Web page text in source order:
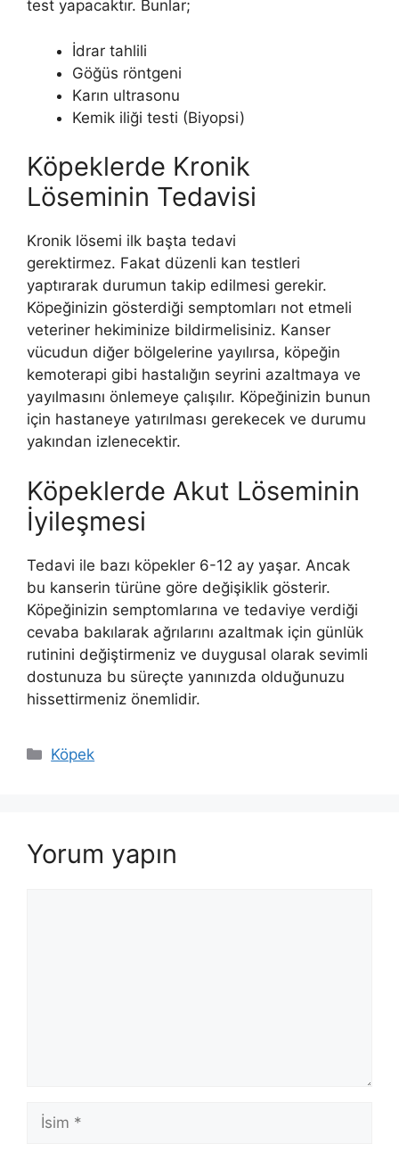
test yapacaktır. Bunlar;
İdrar tahlili
Göğüs röntgeni
Karın ultrasonu
Kemik iliği testi (Biyopsi)
Köpeklerde Kronik
Löseminin Tedavisi
Kronik lösemi ilk başta tedavi
gerektirmez. Fakat düzenli kan testleri
yaptırarak durumun takip edilmesi gerekir.
Köpeğinizin gösterdiği semptomları not etmeli
veteriner hekiminize bildirmelisiniz. Kanser
vücudun diğer bölgelerine yayılırsa, köpeğin
kemoterapi gibi hastalığın seyrini azaltmaya ve
yayılmasını önlemeye çalışılır. Köpeğinizin bunun
için hastaneye yatırılması gerekecek ve durumu
yakından izlenecektir.
Köpeklerde Akut Löseminin
İyileşmesi
Tedavi ile bazı köpekler 6-12 ay yaşar. Ancak
bu kanserin türüne göre değişiklik gösterir.
Köpeğinizin semptomlarına ve tedaviye verdiği
cevaba bakılarak ağrılarını azaltmak için günlük
rutinini değiştirmeniz ve duygusal olarak sevimli
dostunuza bu süreçte yanınızda olduğunuzu
hissettirmeniz önemlidir.
Kategoriler
Köpek
Yorum yapın
İsim